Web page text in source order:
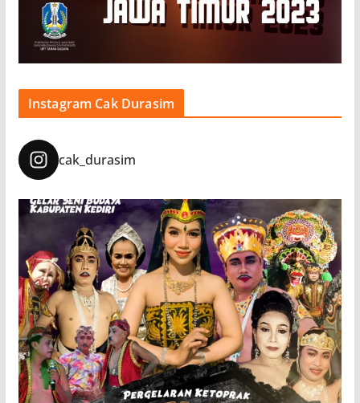
Instagram Cak Durasim
cak_durasim